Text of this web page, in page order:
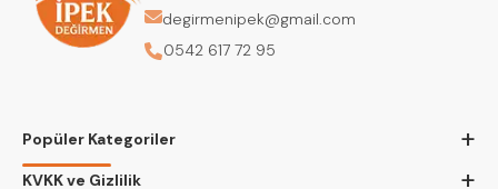
degirmenipek@gmail.com
0542 617 72 95
Popüler Kategoriler +
KVKK ve Gizlilik +